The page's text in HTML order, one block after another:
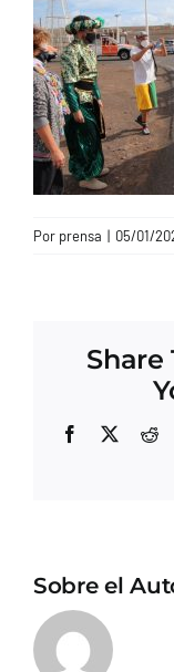
CONTACTO
Por prensa | 05/01/
Share
Facebook
X
Sobre el